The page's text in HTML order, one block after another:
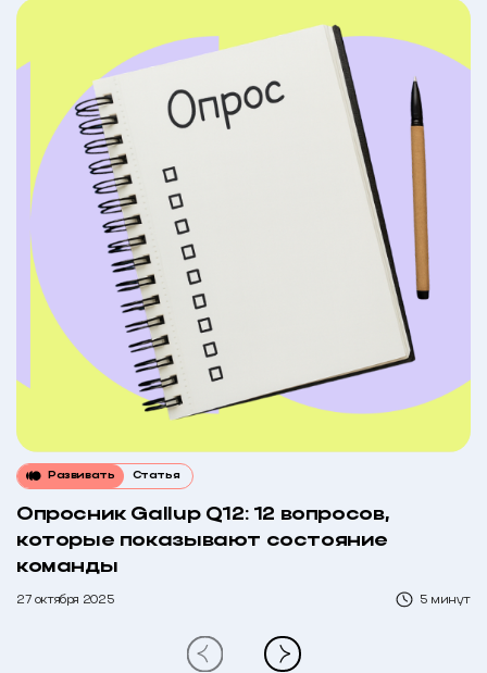
Развивать Статья
Опросник Gallup Q12: 12 вопросов,
которые показывают состояние
команды
27 октября 2025 5 минут